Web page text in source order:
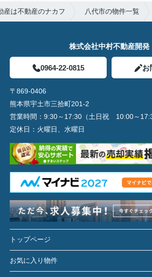
産は不動産のナカフ 八代市の物件一覧
株式会社中村不動産開発
0964-22-0815 お
〒869-0406
熊本県宇土市三拾町201-2
営業時間： 9:30～17:30（土日祝 10:00～
定休日： 火曜日、水曜日
トップページ
お気に入り物件